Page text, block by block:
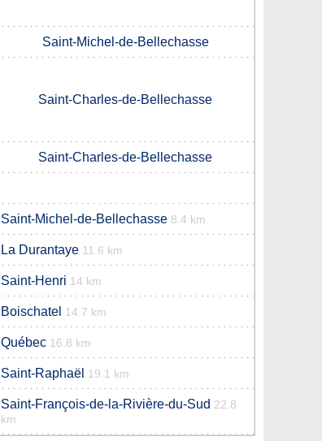
Saint-Michel-de-Bellechasse
Saint-Charles-de-Bellechasse
Saint-Charles-de-Bellechasse
Saint-Michel-de-Bellechasse 8.4 km
La Durantaye 11.6 km
Saint-Henri 14 km
Boischatel 14.7 km
Québec 16.8 km
Saint-Raphaël 19.1 km
Saint-François-de-la-Rivière-du-Sud 22.8
km